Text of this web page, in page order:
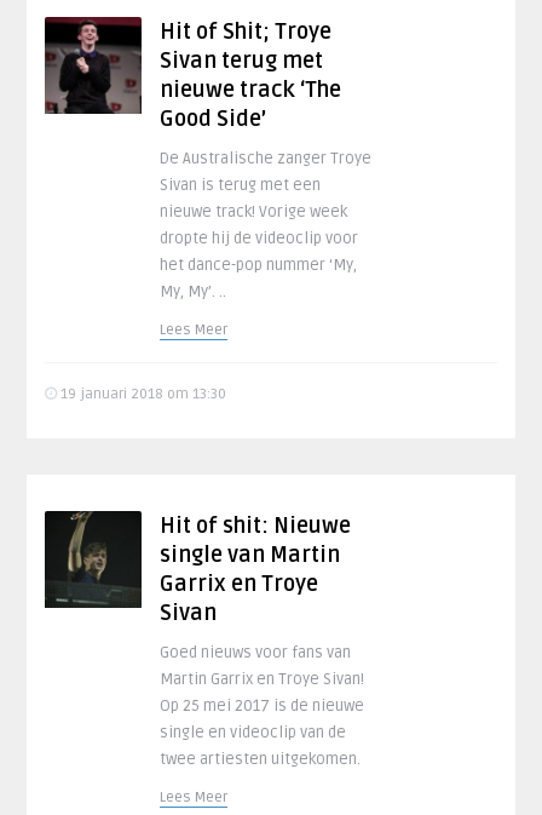
Hit of Shit; Troye
Sivan terug met
nieuwe track ‘The
Good Side’
De Australische zanger Troye
Sivan is terug met een
nieuwe track! Vorige week
dropte hij de videoclip voor
het dance-pop nummer ‘My,
My, My’. ..
Lees Meer
19 januari 2018 om 13:30
Hit of shit: Nieuwe
single van Martin
Garrix en Troye
Sivan
Goed nieuws voor fans van
Martin Garrix en Troye Sivan!
Op 25 mei 2017 is de nieuwe
single en videoclip van de
twee artiesten uitgekomen.
Lees Meer